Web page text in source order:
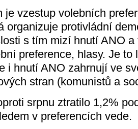
je vzestup volebních
organizuje protivládní
s tím mizí hnutí ANO
preference, hlasy. Je to
i hnutí ANO zahrnují ve
stran (komunistů a
srpnu ztratilo 1,2%
v preferencích vede.